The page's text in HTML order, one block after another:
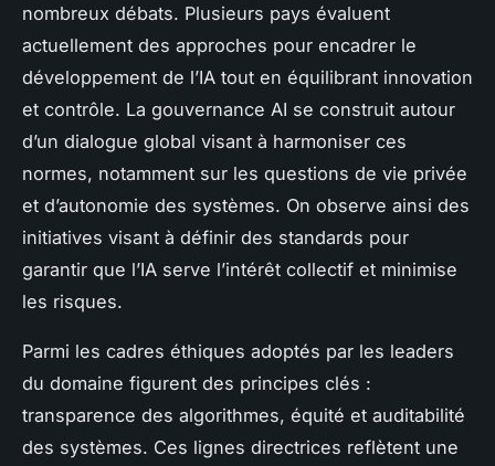
nombreux débats. Plusieurs pays évaluent
actuellement des approches pour encadrer le
développement de l’IA tout en équilibrant innovation
et contrôle. La gouvernance AI se construit autour
d’un dialogue global visant à harmoniser ces
normes, notamment sur les questions de vie privée
et d’autonomie des systèmes. On observe ainsi des
initiatives visant à définir des standards pour
garantir que l’IA serve l’intérêt collectif et minimise
les risques.
Parmi les cadres éthiques adoptés par les leaders
du domaine figurent des principes clés :
transparence des algorithmes, équité et auditabilité
des systèmes. Ces lignes directrices reflètent une